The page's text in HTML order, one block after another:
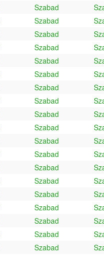
Szabad
Szabad
Szabad
Szabad
Szabad
Szabad
Szabad
Szabad
Szabad
Szabad
Szabad
Szabad
Szabad
Szabad
Szabad
Szabad
Szabad
Szabad
Szabad